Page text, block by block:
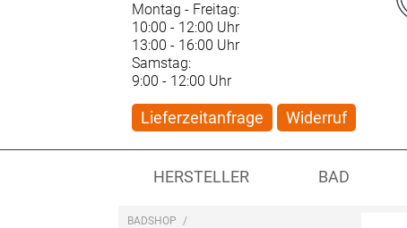
Montag - Freitag:
10:00 - 12:00 Uhr
13:00 - 16:00 Uhr
Samstag:
9:00 - 12:00 Uhr
Lieferzeitanfrage Widerruf
HERSTELLER BAD
BADSHOP /